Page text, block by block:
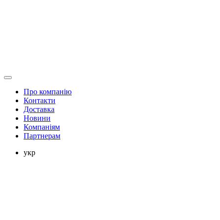
Про компанію
Контакти
Доставка
Новини
Компаніям
Партнерам
укр